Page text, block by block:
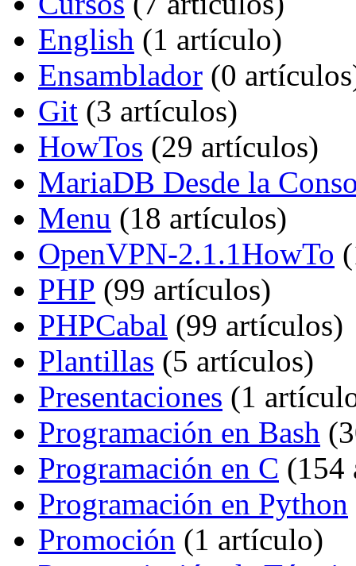
English ‏‎ (1 artículo)
Ensamblador (0
Git ‏‎ (3 artículos)
HowTos ‏‎ (29 artículos)
MariaDB Desde la
Menu ‏‎ (18 artículos)
OpenVPN-2.1.1HowTo
PHP ‏‎ (99 artículos)
PHPCabal ‏‎ (99 artículos)
Plantillas ‏‎ (5 artículos)
Presentaciones (1
Programación en Bash
Programación en C
Programación en Python
Promoción ‏‎ (1 artículo)